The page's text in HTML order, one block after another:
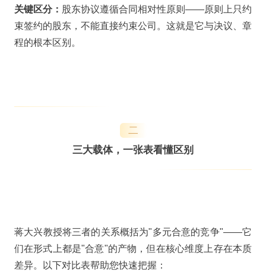
关键区分： 股东协议遵循合同相对性原则——原则上只约
束签约的股东，不能直接约束公司。这就是它与决议、章
程的根本区别。
二
三大载体，一张表看懂区别
蒋大兴教授将三者的关系概括为"多元合意的竞争"——它
们在形式上都是"合意"的产物，但在核心维度上存在本质
差异。以下对比表帮助您快速把握：